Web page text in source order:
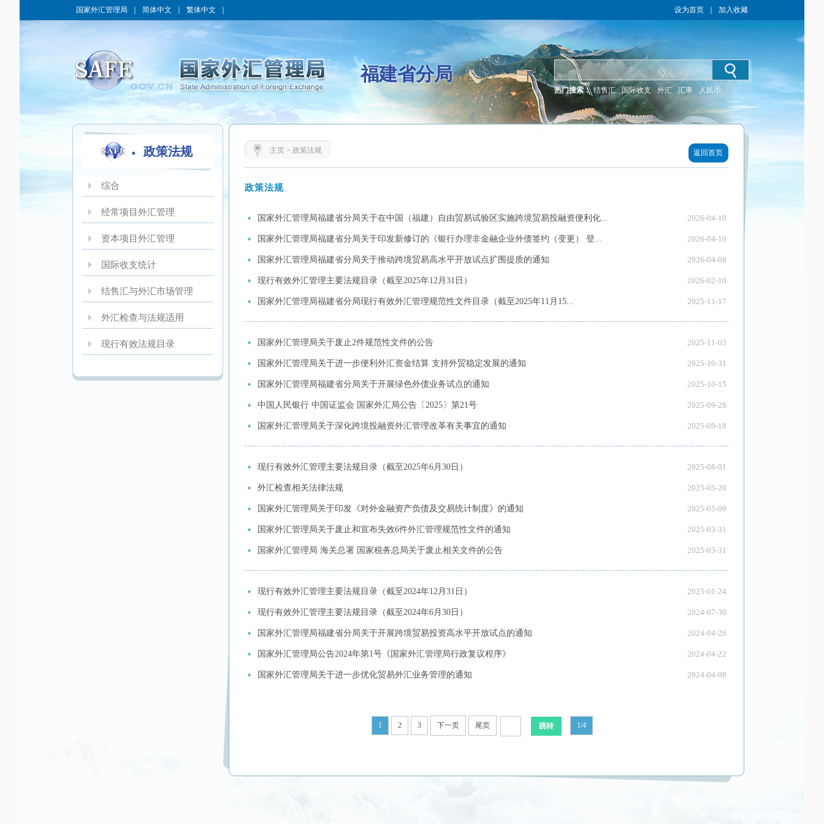
国家外汇管理局 简体中文 繁体中文 设为首页 加入收藏
福建省分局
热门搜索： 结售汇 国际收支 外汇 汇率 人民币
政策法规
综合
经常项目外汇管理
资本项目外汇管理
国际收支统计
结售汇与外汇市场管理
外汇检查与法规适用
现行有效法规目录
主页 >政策法规 返回首页
政策法规
国家外汇管理局福建省分局关于在中国（福建）自由贸易试验区实施跨境贸易投融资便利化... 2026-04-10
国家外汇管理局福建省分局关于印发新修订的《银行办理非金融企业外债签约（变更） 登... 2026-04-10
国家外汇管理局福建省分局关于推动跨境贸易高水平开放试点扩围提质的通知 2026-04-08
现行有效外汇管理主要法规目录（截至2025年12月31日） 2026-02-10
国家外汇管理局福建省分局现行有效外汇管理规范性文件目录（截至2025年11月15... 2025-11-17
国家外汇管理局关于废止2件规范性文件的公告 2025-11-03
国家外汇管理局关于进一步便利外汇资金结算 支持外贸稳定发展的通知 2025-10-31
国家外汇管理局福建省分局关于开展绿色外债业务试点的通知 2025-10-15
中国人民银行 中国证监会 国家外汇局公告〔2025〕第21号 2025-09-28
国家外汇管理局关于深化跨境投融资外汇管理改革有关事宜的通知 2025-09-18
现行有效外汇管理主要法规目录（截至2025年6月30日） 2025-08-01
外汇检查相关法律法规 2025-05-20
国家外汇管理局关于印发《对外金融资产负债及交易统计制度》的通知 2025-05-09
国家外汇管理局关于废止和宣布失效6件外汇管理规范性文件的通知 2025-03-31
国家外汇管理局 海关总署 国家税务总局关于废止相关文件的公告 2025-03-31
现行有效外汇管理主要法规目录（截至2024年12月31日） 2025-01-24
现行有效外汇管理主要法规目录（截至2024年6月30日） 2024-07-30
国家外汇管理局福建省分局关于开展跨境贸易投资高水平开放试点的通知 2024-04-26
国家外汇管理局公告2024年第1号《国家外汇管理局行政复议程序》 2024-04-22
国家外汇管理局关于进一步优化贸易外汇业务管理的通知 2024-04-08
1 2 3 下一页 尾页 1/4